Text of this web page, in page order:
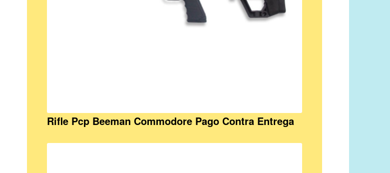
Rifle Pcp Beeman Commodore Pago Contra Entrega